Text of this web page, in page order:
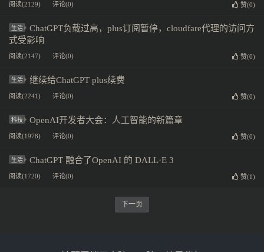
阅读(2129) 评论(0) 赞(0)
生活
ChatGPT负载过高，plus订阅暂停，cloudfare代理的访问方
式受影响
阅读(2147) 评论(0) 赞(0)
生活 继续给ChatGPT plus续费
阅读(2241) 评论(0) 赞(0)
科技 OpenAI开发者大会：人工智能的新篇章
阅读(1978) 评论(0) 赞(0)
生活 ChatGPT 融合了OpenAI 的 DALL·E 3
阅读(1720) 评论(0) 赞(1)
下一页